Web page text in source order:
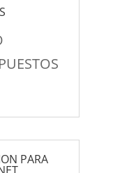
PARA